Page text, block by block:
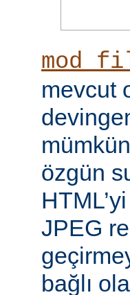
mevcut
özgün
JPEG
bağlı